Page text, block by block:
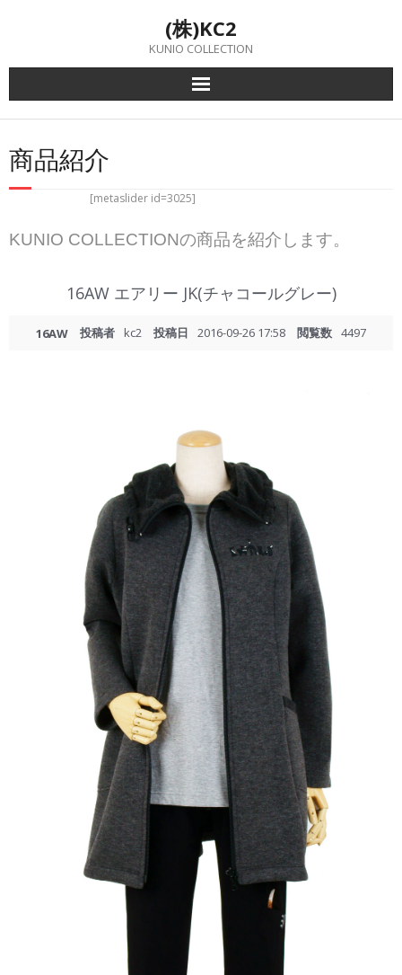
(株)KC2
KUNIO COLLECTION
商品紹介
[metaslider id=3025]
KUNIO COLLECTIONの商品を紹介します。
16AW エアリー JK(チャコールグレー)
16AW 投稿者 kc2 投稿日 2016-09-26 17:58 閲覧数 4497